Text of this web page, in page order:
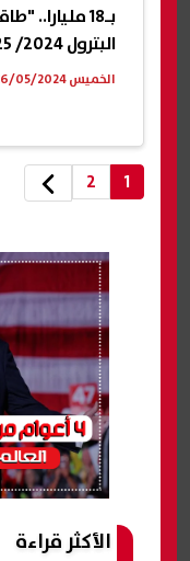
بـ18 مليارا..
البترول 2024/ 2025
الخميس 16/05/2024 09:00 م
1
2
الأكثر قراءة